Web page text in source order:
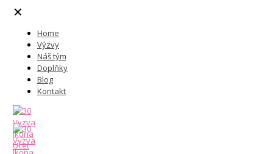
✕
Home
Výzvy
Náš tým
Doplňky
Blog
Kontakt